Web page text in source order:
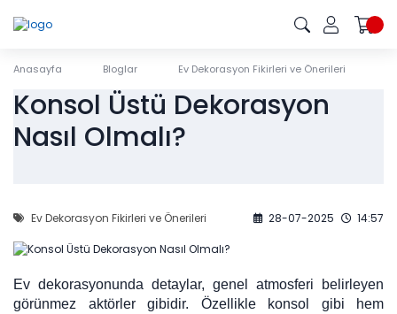
Anasayfa Bloglar Ev Dekorasyon Fikirleri ve Önerileri
Konsol Üstü Dekorasyon
Nasıl Olmalı?
Ev Dekorasyon Fikirleri ve Önerileri 28-07-2025 14:57
Ev dekorasyonunda detaylar, genel atmosferi belirleyen
görünmez aktörler gibidir. Özellikle konsol gibi hem